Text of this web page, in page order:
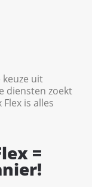
keuze uit
diensten zoekt
is alles
=